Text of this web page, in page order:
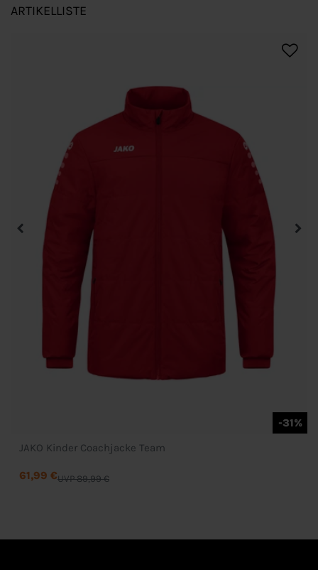
ARTIKELLISTE
-31%
JAKO Kinder Coachjacke Team
UVP 89,99 €
61,99 €